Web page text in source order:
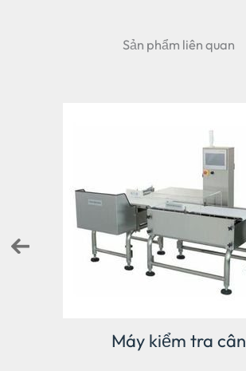
Sản phẩm liên quan
Máy kiểm tra cân